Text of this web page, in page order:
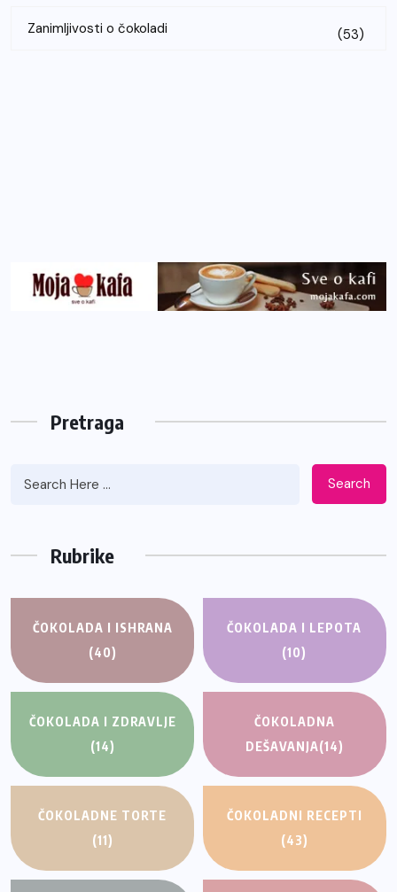
Zanimljivosti o čokoladi (53)
Pretraga
Search
Rubrike
ČOKOLADA I ISHRANA
(40)
ČOKOLADA I LEPOTA
(10)
ČOKOLADA I ZDRAVLJE
(14)
ČOKOLADNA
DEŠAVANJA(14)
ČOKOLADNE TORTE
(11)
ČOKOLADNI RECEPTI
(43)